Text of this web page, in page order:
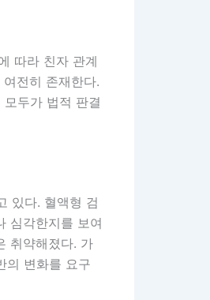
따라 친자 관계
전히 존재한다.
두가 법적 판결
있다. 혈액형 검
심각한지를 보여
취약해졌다. 가
의 변화를 요구